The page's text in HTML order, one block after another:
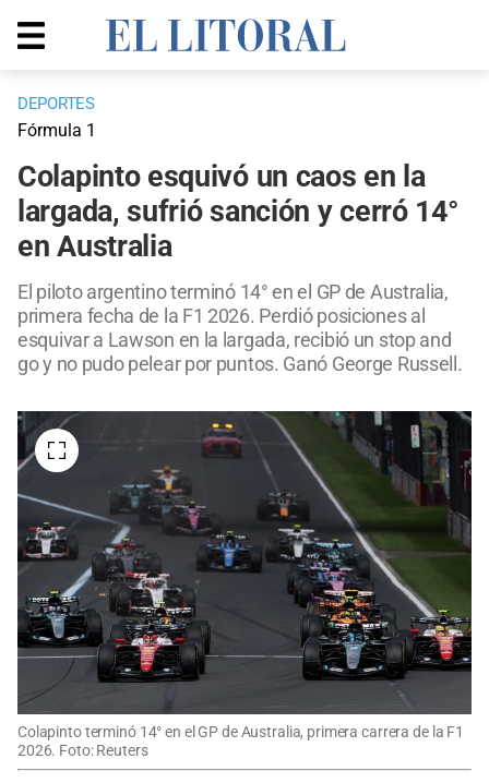
DEPORTES
Fórmula 1
Colapinto esquivó un caos en la
largada, sufrió sanción y cerró 14°
en Australia
El piloto argentino terminó 14° en el GP de Australia,
primera fecha de la F1 2026. Perdió posiciones al
esquivar a Lawson en la largada, recibió un stop and
go y no pudo pelear por puntos. Ganó George Russell.
Colapinto terminó 14° en el GP de Australia, primera carrera de la F1
2026. Foto: Reuters